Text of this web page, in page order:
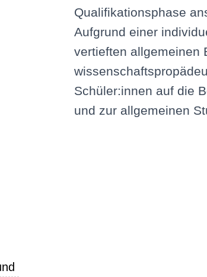
Qualifikationsphase
Aufgrund einer
vertieften allgemeinen
Schüler:innen auf die
und zur allgemeinen